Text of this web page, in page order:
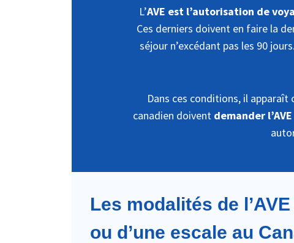
L’AVE est l’autorisation de
Ces derniers doivent en faire la
séjour n’excédant pas les 90
Dans ces conditions, il
canadien doivent demander
Les modalités de
ou d’une escale au